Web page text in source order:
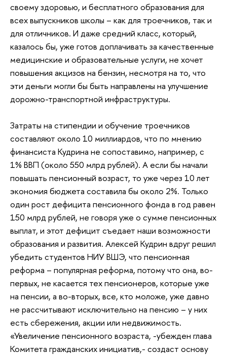
своему здоровью, и бесплатного образования для
всех выпускников школы – как для троечников, так и
для отличников. И даже средний класс, который,
казалось бы, уже готов доплачивать за качественные
медицинские и образовательные услуги, не хочет
повышения акцизов на бензин, несмотря на то, что
эти деньги могли бы быть направлены на улучшение
дорожно-транспортной инфраструктуры.
Затраты на стипендии и обучение троечников
составляют около 10 миллиардов, что по мнению
финансиста Кудрина не сопоставимо, например, с
1% ВВП (около 550 млрд рублей). А если бы начали
повышать пенсионный возраст, то уже через 10 лет
экономия бюджета составила бы около 2%. Только
один рост дефицита пенсионного фонда в год равен
150 млрд рублей, не говоря уже о сумме пенсионных
выплат, и этот дефицит съедает наши возможности
образования и развития. Алексей Кудрин вдруг решил
убедить студентов НИУ ВШЭ, что пенсионная
реформа – популярная реформа, потому что она, во-
первых, не касается тех пенсионеров, которые уже
на пенсии, а во-вторых, все, кто моложе, уже давно
не рассчитывают исключительно на пенсию – у них
есть сбережения, акции или недвижимость.
«Увеличение пенсионного возраста, -убежден глава
Комитета гражданских инициатив,- создаст основу